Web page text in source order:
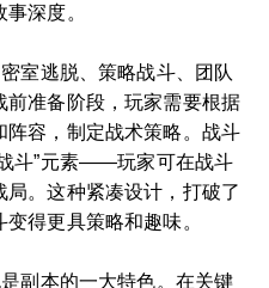
深度。
室逃脱、策略战斗、团队
准备阶段，玩家需要根据
阵容，制定战术策略。战斗
斗”元素——玩家可在战斗
。这种紧凑设计，打破了
得更具策略和趣味。
副本的一大特色。在关键